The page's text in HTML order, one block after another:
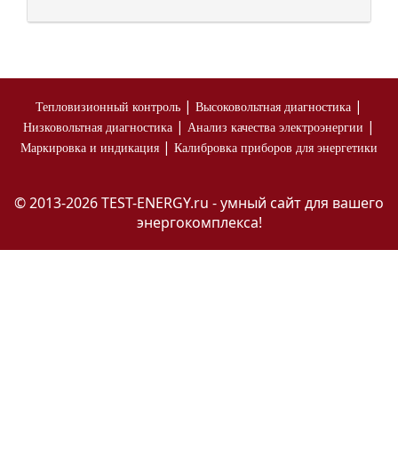
Тепловизионный контроль | Высоковольтная диагностика |
Низковольтная диагностика | Анализ качества электроэнергии |
Маркировка и индикация | Калибровка приборов для энергетики
© 2013-2026 TEST-ENERGY.ru - умный сайт для вашего
энергокомплекса!